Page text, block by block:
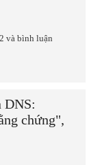
và bình luận
DNS:
chứng",